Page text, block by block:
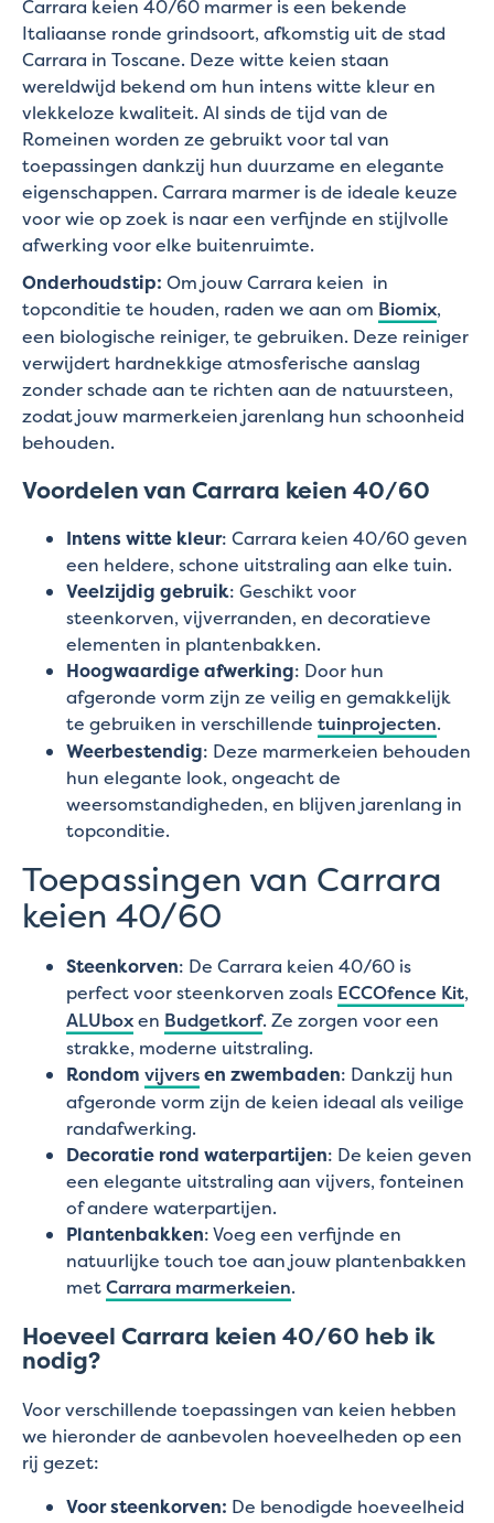
Carrara keien 40/60 marmer is een bekende
Italiaanse ronde grindsoort, afkomstig uit de stad
Carrara in Toscane. Deze witte keien staan
wereldwijd bekend om hun intens witte kleur en
vlekkeloze kwaliteit. Al sinds de tijd van de
Romeinen worden ze gebruikt voor tal van
toepassingen dankzij hun duurzame en elegante
eigenschappen. Carrara marmer is de ideale keuze
voor wie op zoek is naar een verfijnde en stijlvolle
afwerking voor elke buitenruimte.
Onderhoudstip: Om jouw Carrara keien in
topconditie te houden, raden we aan om Biomix,
een biologische reiniger, te gebruiken. Deze reiniger
verwijdert hardnekkige atmosferische aanslag
zonder schade aan te richten aan de natuursteen,
zodat jouw marmerkeien jarenlang hun schoonheid
behouden.
Voordelen van Carrara keien 40/60
Intens witte kleur: Carrara keien 40/60 geven
een heldere, schone uitstraling aan elke tuin.
Veelzijdig gebruik: Geschikt voor
steenkorven, vijverranden, en decoratieve
elementen in plantenbakken.
Hoogwaardige afwerking: Door hun
afgeronde vorm zijn ze veilig en gemakkelijk
te gebruiken in verschillende tuinprojecten.
Weerbestendig: Deze marmerkeien behouden
hun elegante look, ongeacht de
weersomstandigheden, en blijven jarenlang in
topconditie.
Toepassingen van Carrara
keien 40/60
Steenkorven: De Carrara keien 40/60 is
perfect voor steenkorven zoals ECCOfence Kit,
ALUboxen Budgetkorf. Ze zorgen voor een
strakke, moderne uitstraling.
Rondom vijversen zwembaden: Dankzij hun
afgeronde vorm zijn de keien ideaal als veilige
randafwerking.
Decoratie rond waterpartijen: De keien geven
een elegante uitstraling aan vijvers, fonteinen
of andere waterpartijen.
Plantenbakken: Voeg een verfijnde en
natuurlijke touch toe aan jouw plantenbakken
metCarrara marmerkeien.
Hoeveel Carrara keien 40/60 heb ik
nodig?
Voor verschillende toepassingen van keien hebben
we hieronder de aanbevolen hoeveelheden op een
rij gezet:
Voor steenkorven: De benodigde hoeveelheid